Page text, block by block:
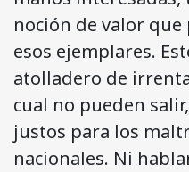
noción de valor
esos ejemplares.
atolladero de
cual no pueden
justos para los
nacionales. Ni